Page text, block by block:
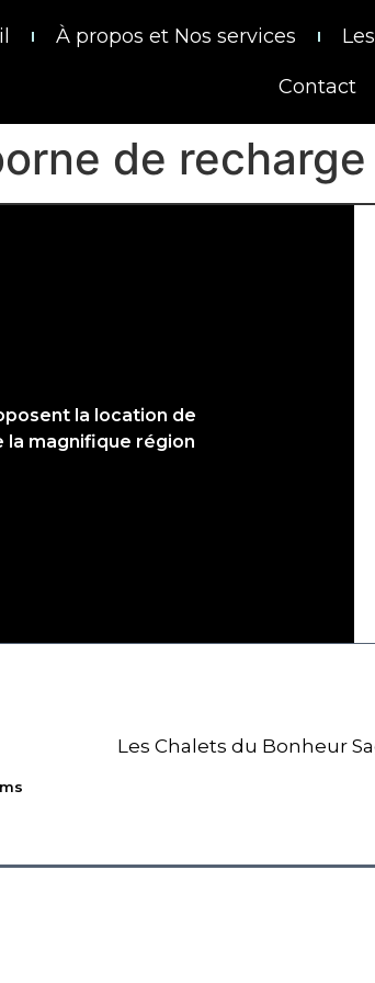
À propos et Nos services
Contact
de
la location de
magnifique région
Les Chalets du Bonheur